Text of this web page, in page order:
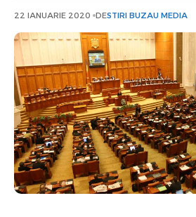
22 IANUARIE 2020 DESTIRI BUZAU MEDIA